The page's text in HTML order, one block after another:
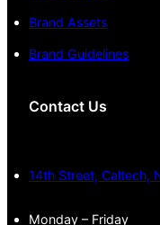
Brand Assets
Brand Guidelines
Contact Us
14th Street, Caltech,
Monday – Friday